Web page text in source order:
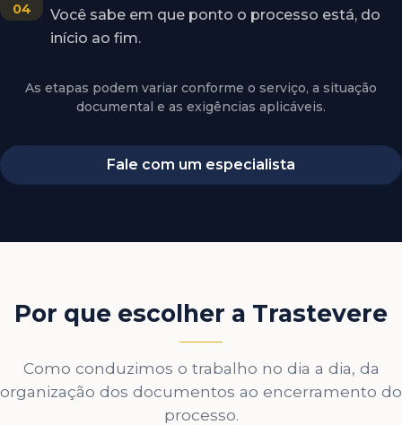
04
Você sabe em que ponto o processo está, do
início ao fim.
As etapas podem variar conforme o serviço, a situação
documental e as exigências aplicáveis.
Fale com um especialista
Por que escolher a Trastevere
Como conduzimos o trabalho no dia a dia, da
organização dos documentos ao encerramento do
processo.